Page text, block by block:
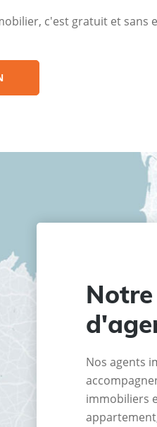
c'est gratuit et sans
Nos agents
immobiliers